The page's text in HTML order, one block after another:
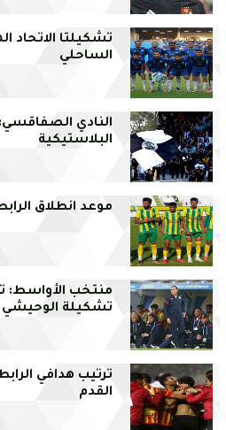
تشكيلتا الاتحاد
الساحلي
النادي الصفاقسي:
البلاستيكية
موعد انطلاق
منتخب الأواسط:
تشكيلة الوحيشي
ترتيب هدافي
القدم